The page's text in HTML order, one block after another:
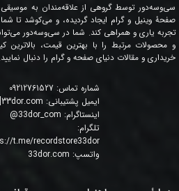
شماره تماس: 09212761527
ایمیل پشتیبانی:
اینستاگرام: 33dor_com
@
تلگرام:
t.me/recordstore33dor
واتسپ: 33dor.com
سی‌وسه‌دور توسط گروهی از علاقه‌مندان به موسیقی،
صفحۀ وینیل و گرام ایجاد گردیده، و می‌کوشد تا
تجربه یاری و همراهی کند. شما در سی‌وسه‌دور
و محصولات مرتبط را با بهترین قیمت،
خریداری و مقالات دنیای صفحه و گرام را دنبال نمایید.